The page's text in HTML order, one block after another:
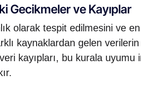
Gecikmeler ve Kayıplar
olarak tespit edilmesini ve
kaynaklardan gelen
kayıpları, bu kurala uyumu